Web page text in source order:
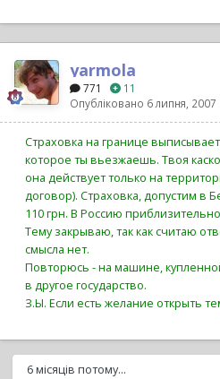
yarmola
771
11
Опубліковано 6 липня, 2007
Страховка на границе
которое ты вьезжаешь. Твоя
она действует только на
договор). Страховка, допустим в
110 грн. В Россию
Тему закрываю, так как считаю
смысла нет.
Повторюсь - на машине,
в другое государство.
З.Ы. Если есть желание открыть
6 місяців потому...